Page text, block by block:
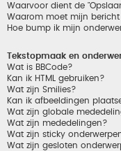
Waarvoor dient de
Waarom moet mijn
Hoe bump ik mijn
Tekstopmaak en
Wat is BBCode?
Kan ik HTML gebruiken?
Wat zijn Smilies?
Kan ik afbeeldingen
Wat zijn globale
Wat zijn mededelingen?
Wat zijn sticky
Wat zijn gesloten